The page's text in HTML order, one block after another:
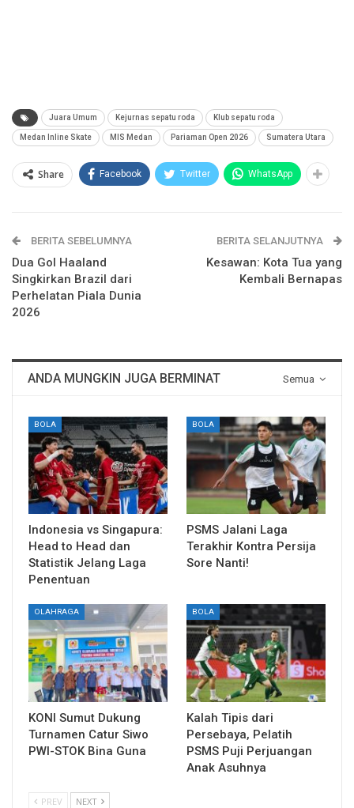
Juara Umum Kejurnas sepatu roda Klub sepatu roda
Medan Inline Skate MIS Medan Pariaman Open 2026 Sumatera Utara
Share Facebook Twitter WhatsApp
BERITA SEBELUMNYA
Dua Gol Haaland
Singkirkan Brazil dari
Perhelatan Piala Dunia
2026
BERITA SELANJUTNYA
Kesawan: Kota Tua yang
Kembali Bernapas
Semua
ANDA MUNGKIN JUGA BERMINAT
BOLA
Indonesia vs Singapura:
Head to Head dan
Statistik Jelang Laga
Penentuan
BOLA
PSMS Jalani Laga
Terakhir Kontra Persija
Sore Nanti!
OLAHRAGA
KONI Sumut Dukung
Turnamen Catur Siwo
PWI-STOK Bina Guna
BOLA
Kalah Tipis dari
Persebaya, Pelatih
PSMS Puji Perjuangan
Anak Asuhnya
PREV NEXT